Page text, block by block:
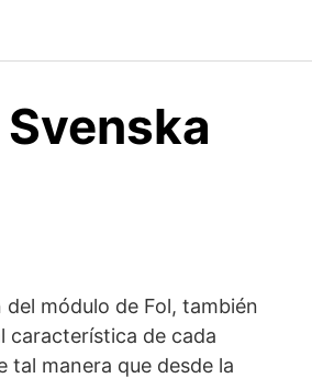
módulo de Fol, también
característica de cada
manera que desde la